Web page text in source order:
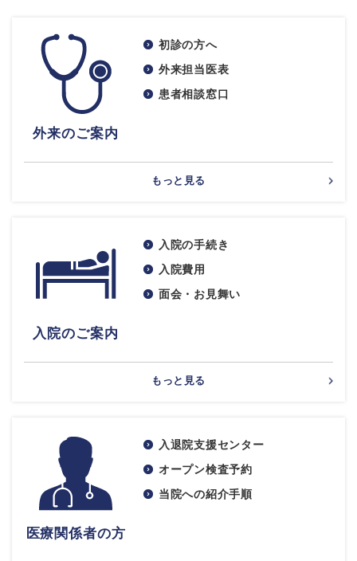
外来のご案内
初診の方へ
外来担当医表
患者相談窓口
もっと見る
入院のご案内
入院の手続き
入院費用
面会・お見舞い
もっと見る
医療関係者の方
入退院支援センター
オープン検査予約
当院への紹介手順